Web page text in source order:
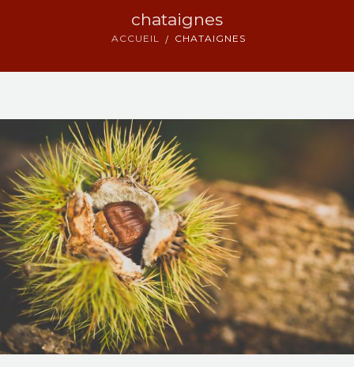
NOS ACTIONS
CONTACT
chataignes
ACCUEIL CHATAIGNES